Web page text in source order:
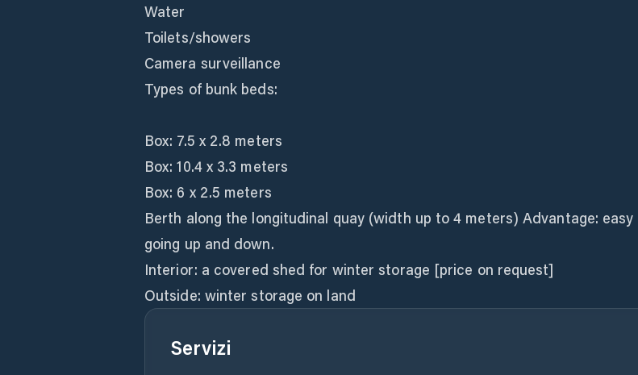
Water
Toilets/showers
Camera surveillance
Types of bunk beds:
Box: 7.5 x 2.8 meters
Box: 10.4 x 3.3 meters
Box: 6 x 2.5 meters
Berth along the longitudinal quay (width up to 4 meters) Advantage: easy
going up and down.
Interior: a covered shed for winter storage [price on request]
Outside: winter storage on land
Servizi